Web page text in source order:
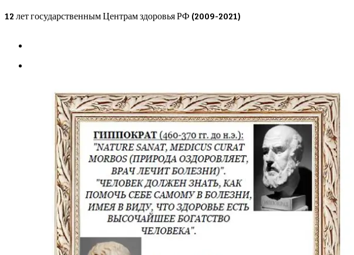
Skip
12 лет государственным Центрам здоровья РФ (2009-2021)